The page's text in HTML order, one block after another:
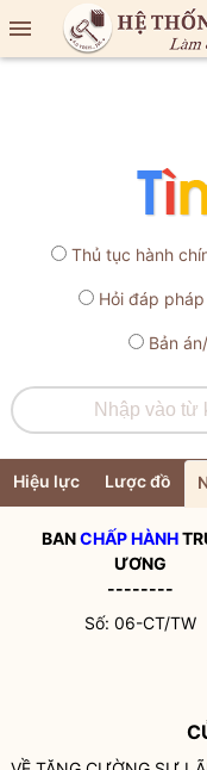

Thủ tục hành
Hỏi đáp
Bản
Hiệu lực Lược đồ
BANCHẤP HÀNH
ƯƠNG
--------
Số: 06-CT/TW